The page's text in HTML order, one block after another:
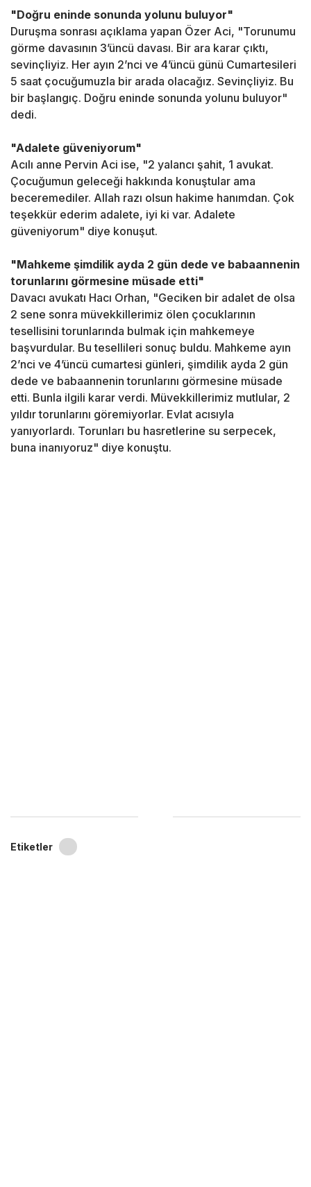
"Doğru eninde sonunda yolunu buluyor"
Duruşma sonrası açıklama yapan Özer Aci, "Torunumu
görme davasının 3’üncü davası. Bir ara karar çıktı,
sevinçliyiz. Her ayın 2’nci ve 4’üncü günü Cumartesileri
5 saat çocuğumuzla bir arada olacağız. Sevinçliyiz. Bu
bir başlangıç. Doğru eninde sonunda yolunu buluyor"
dedi.
"Adalete güveniyorum"
Acılı anne Pervin Aci ise, "2 yalancı şahit, 1 avukat.
Çocuğumun geleceği hakkında konuştular ama
beceremediler. Allah razı olsun hakime hanımdan. Çok
teşekkür ederim adalete, iyi ki var. Adalete
güveniyorum" diye konuşut.
"Mahkeme şimdilik ayda 2 gün dede ve babaannenin
torunlarını görmesine müsade etti"
Davacı avukatı Hacı Orhan, "Geciken bir adalet de olsa
2 sene sonra müvekkillerimiz ölen çocuklarının
tesellisini torunlarında bulmak için mahkemeye
başvurdular. Bu tesellileri sonuç buldu. Mahkeme ayın
2’nci ve 4’üncü cumartesi günleri, şimdilik ayda 2 gün
dede ve babaannenin torunlarını görmesine müsade
etti. Bunla ilgili karar verdi. Müvekkillerimiz mutlular, 2
yıldır torunlarını göremiyorlar. Evlat acısıyla
yanıyorlardı. Torunları bu hasretlerine su serpecek,
buna inanıyoruz" diye konuştu.
Etiketler